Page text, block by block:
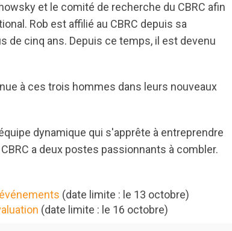
et le comité de recherche du CBRC afin
Rob est affilié au CBRC depuis sa
de cinq ans. Depuis ce temps, il est devenu
à ces trois hommes dans leurs nouveaux
dynamique qui s'apprête à entreprendre
a deux postes passionnants à combler.
(date limite : le 13 octobre)
(date limite : le 16 octobre)